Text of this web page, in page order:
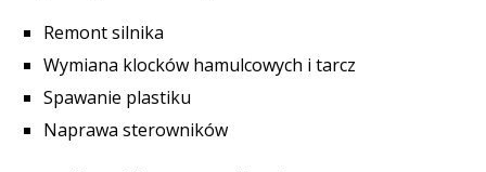
Remont silnika
Wymiana klocków hamulcowych i tarcz
Spawanie plastiku
Naprawa sterowników